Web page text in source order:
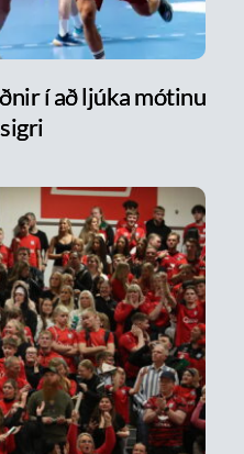
í að ljúka mótinu